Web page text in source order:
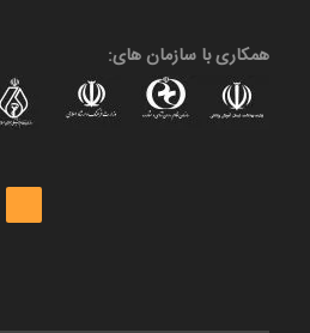
همکاری با سازمان های: